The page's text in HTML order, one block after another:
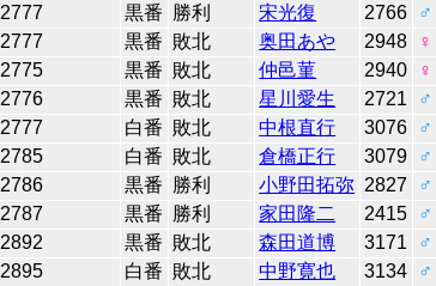
2777 黒番 勝利 宋光復 2766 ♂
2777 黒番 敗北 奥田あや 2948 ♀
2775 黒番 敗北 仲邑菫 2940 ♀
2776 黒番 敗北 星川愛生 2721
♂
2777 白番 敗北 中根直行 3076 ♂
2785 白番 敗北 倉橋正行 3079
♂
2786 黒番 勝利 小野田拓弥 2827
♂
2787 黒番 勝利 家田隆二 2415
♂
2892 黒番 敗北 森田道博 3171 ♂
2895 白番 敗北 中野寛也 3134 ♂